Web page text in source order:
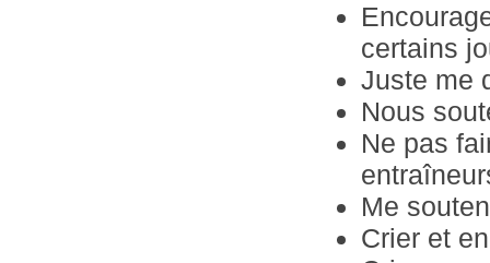
certains
Juste me
Nous
Ne pas
Me
Crier et